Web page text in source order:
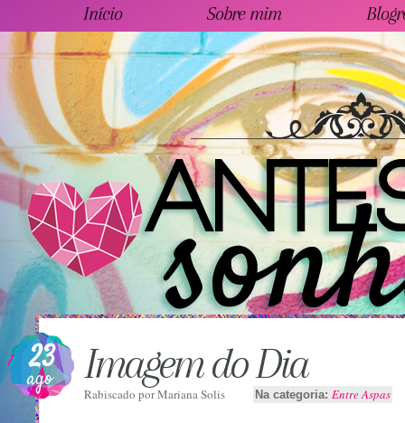
Início Sobre mim
23
ago Imagem do Dia
Rabiscado porMariana Solis Na categoria: Entre Aspas